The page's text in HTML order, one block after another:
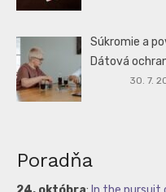
Súkromie a
Dátová
30. 7.
Poradňa